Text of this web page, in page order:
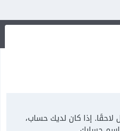
إذا كان لديك حساب،